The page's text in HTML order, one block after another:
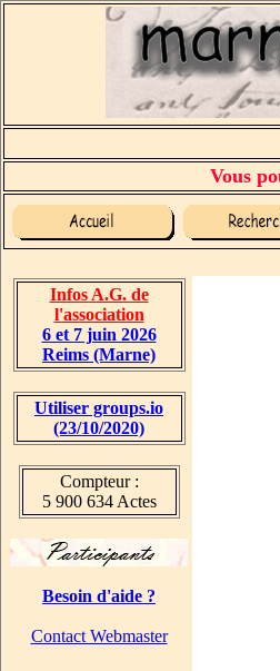
Vous
Infos A.G. de
l'association
6 et 7 juin 2026
Reims (Marne)
Utiliser groups.io
(23/10/2020)
Compteur :
5 900 634 Actes
Besoin d'aide ?
Contact Webmaster